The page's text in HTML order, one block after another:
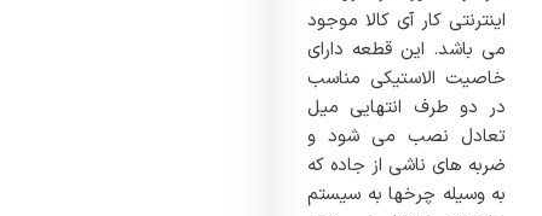
اینترنتی کار آی کالا موجود
می باشد. این قطعه دارای
خاصیت الاستیکی مناسب
در دو طرف انتهایی میل
تعادل نصب می شود و
ضربه های ناشی از جاده که
به وسیله چرخها به سیستم